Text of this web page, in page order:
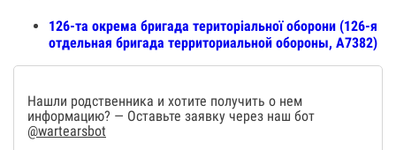
126-та окрема бригада територіальної оборони (126-я
отдельная бригада территориальной обороны, А7382)
Нашли родственника и хотите получить о нем
информацию? — Оставьте заявку через наш бот
@wartearsbot